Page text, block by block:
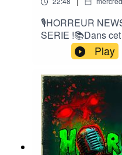
🎙️HORREUR
SERIE !📚Dans
BAPTIST
premier film
footage intitulé
L'EPISODE :📱
#corse #horreur
#filmhorreur
Play